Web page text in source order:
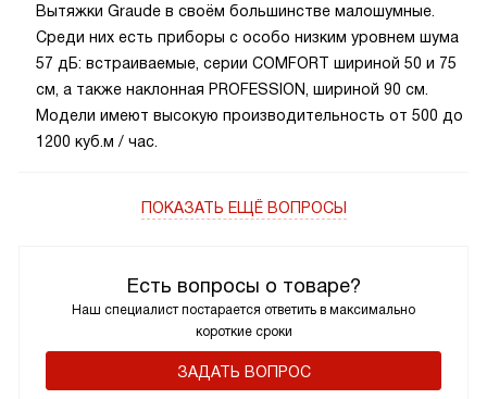
Есть вопросы о товаре?
Наш специалист постарается ответить в максимально
короткие сроки
ЗАДАТЬ ВОПРОС
Вытяжки Graude в своём большинстве малошумные.
Среди них есть приборы с особо низким уровнем шума
57 дБ: встраиваемые, серии COMFORT шириной 50 и 75
см, а также наклонная PROFESSION, шириной 90 см.
Модели имеют высокую производительность от 500 до
1200 куб.м / час.
ПОКАЗАТЬ ЕЩЁ ВОПРОСЫ